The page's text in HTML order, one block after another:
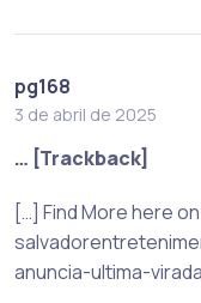
pg168
3 de abril de 2025
… [Trackback]
[…] Find More here
anuncia-ultima-